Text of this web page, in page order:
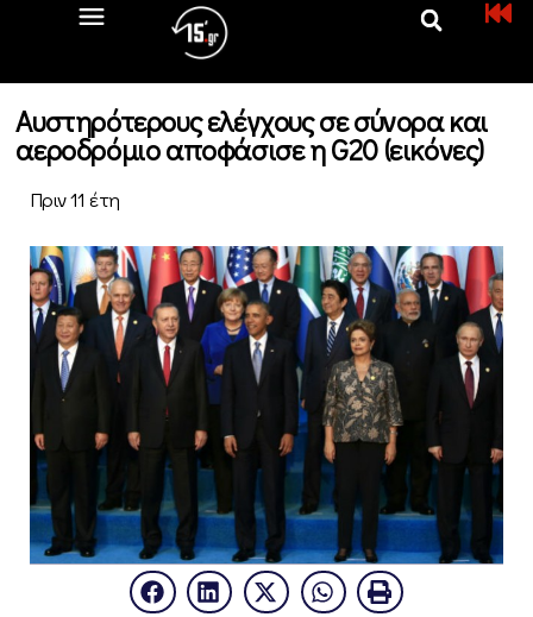
Αυστηρότερους ελέγχους σε σύνορα και
αεροδρόμιο αποφάσισε η G20 (εικόνες)
Πριν 11 έτη